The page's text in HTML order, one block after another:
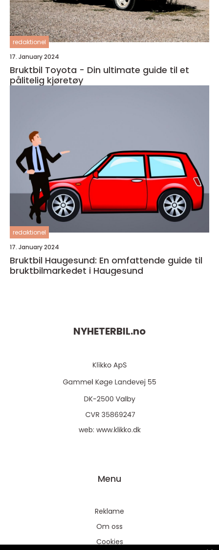
redaktionel
17. January 2024
Bruktbil Toyota - Din ultimate guide til et
pålitelig kjøretøy
redaktionel
17. January 2024
Bruktbil Haugesund: En omfattende guide til
bruktbilmarkedet i Haugesund
NYHETERBIL.no
web: www.klikko.dk
Menu
Reklame
Om oss
Cookies